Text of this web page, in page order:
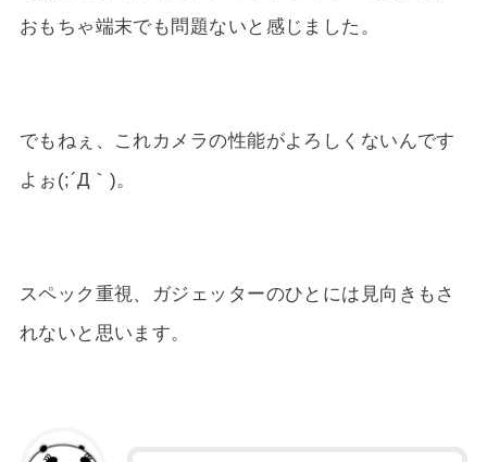
おもちゃ端末でも問題ないと感じました。
でもねぇ、これカメラの性能がよろしくないんです
よぉ(;´Д｀)。
スペック重視、ガジェッターのひとには見向きもさ
れないと思います。